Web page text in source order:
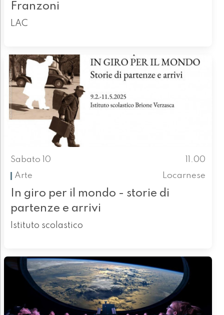
Franzoni
LAC
Sabato 10
11.00
Arte
Locarnese
In giro per il mondo - storie di
partenze e arrivi
Istituto scolastico